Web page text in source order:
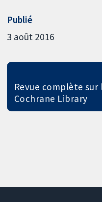
Publié
3 août 2016
Revue complète sur
Cochrane Library